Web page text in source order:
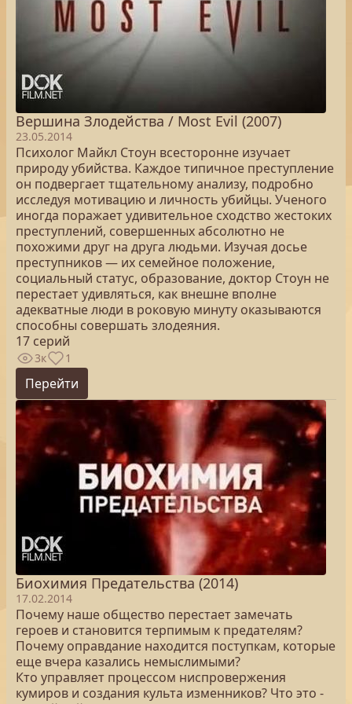
Вершина Злодейства / Most Evil (2007)
23.05.2014
Психолог Майкл Стоун всесторонне изучает
природу убийства. Каждое типичное преступление
он подвергает тщательному анализу, подробно
исследуя мотивацию и личность убийцы. Ученого
иногда поражает удивительное сходство жестоких
преступлений, совершенных абсолютно не
похожими друг на друга людьми. Изучая досье
преступников ― их семейное положение,
социальный статус, образование, доктор Стоун не
перестает удивляться, как внешне вполне
адекватные люди в роковую минуту оказываются
способны совершать злодеяния.
17 серий
3к 1
Перейти
Биохимия Предательства (2014)
17.02.2014
Почему наше общество перестает замечать
героев и становится терпимым к предателям?
Почему оправдание находится поступкам, которые
еще вчера казались немыслимыми?
Кто управляет процессом ниспровержения
кумиров и создания культа изменников? Что это -